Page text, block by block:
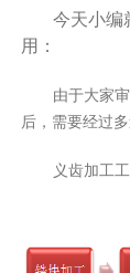
今天小编
用：
由于大家
后，需要经过
义齿加工